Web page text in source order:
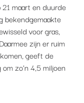
maart en duurde
bekendgemaakte
voor gras,
zijn er ruim
geeft de
zo’n 4,5 miljoen